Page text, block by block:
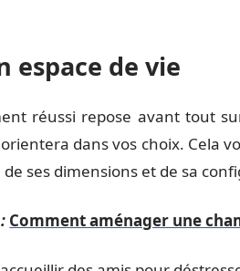
espace de vie
réussi repose avant tout
dans vos choix. Cela
ses dimensions et de sa
Comment aménager une